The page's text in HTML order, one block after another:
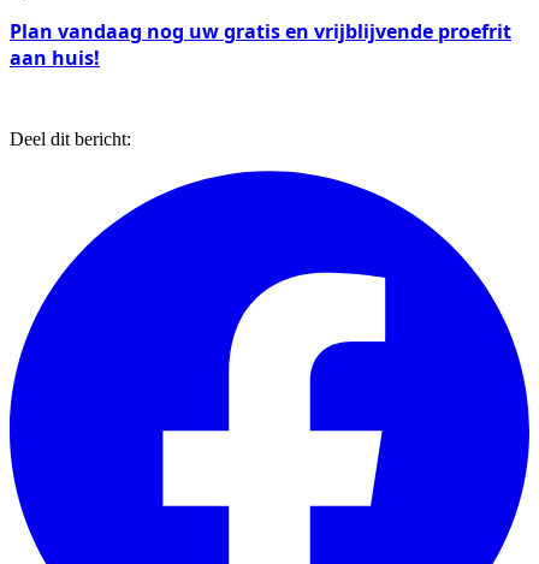
Plan vandaag nog uw gratis en vrijblijvende proefrit
aan huis!
Deel dit bericht: